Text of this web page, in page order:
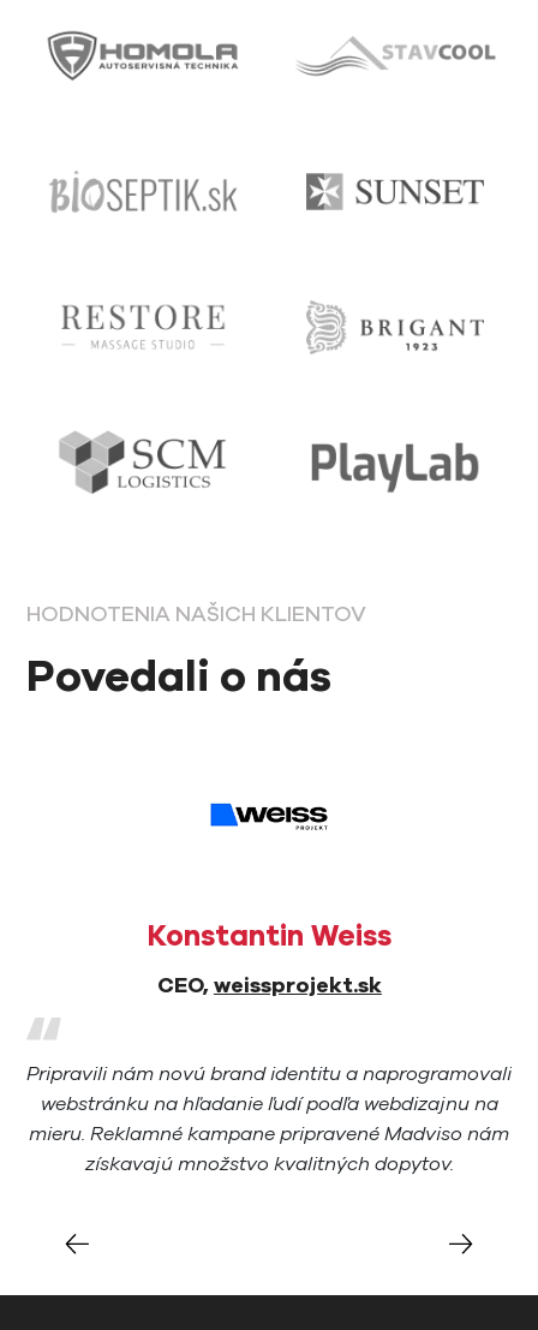
HODNOTENIA NAŠICH KLIENTOV
Povedali o nás
Konstantin Weiss
CEO,weissprojekt.sk
Pripravili nám novú brand identitu a naprogramovali
webstránku na hľadanie ľudí podľa webdizajnu na
mieru. Reklamné kampane pripravené Madviso nám
získavajú množstvo kvalitných dopytov.